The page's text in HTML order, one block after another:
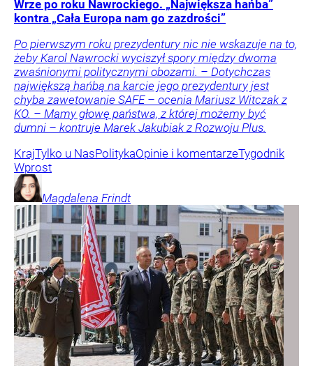
Wrze po roku Nawrockiego. „Największa hańba”
kontra „Cała Europa nam go zazdrości”
Po pierwszym roku prezydentury nic nie wskazuje na to,
żeby Karol Nawrocki wyciszył spory między dwoma
zwaśnionymi politycznymi obozami. – Dotychczas
największą hańbą na karcie jego prezydentury jest
chyba zawetowanie SAFE – ocenia Mariusz Witczak z
KO. – Mamy głowę państwa, z której możemy być
dumni – kontruje Marek Jakubiak z Rozwoju Plus.
KrajTylko u NasPolitykaOpinie i komentarzeTygodnik
Wprost
Magdalena Frindt